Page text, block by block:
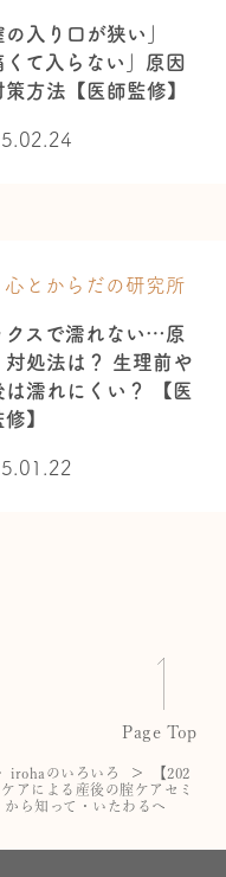
の入り口が狭い」
くて入らない」原因
策方法【医師監修】
心とからだの研究所
クスで濡れない…原
対処法は？ 生理前や
は濡れにくい？ 【医
】
Page Top
irohaのいろいろ
【202
アによる産後の腟ケアセミ
ら知って・いたわるへ